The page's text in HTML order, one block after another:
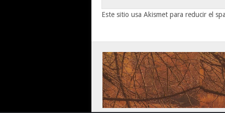
Este sitio usa Akismet para reducir el